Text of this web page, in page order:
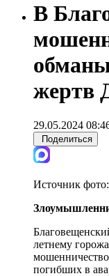
В
жертв
29.05.2024
Поделиться
Источник фото:
летнему
погибших в